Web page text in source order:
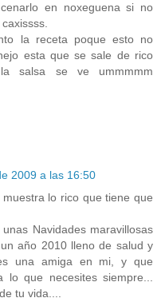
en noxeguena si no
la receta poque esto no
esta que se sale de rico
salsa se ve ummmmm
2009 a las 16:50
lo rico que tiene que
Navidades maravillosas
año 2010 lleno de salud y
una amiga en mi, y que
que necesites siempre...
tu vida....